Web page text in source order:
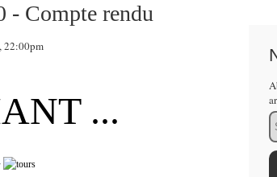
- Compte rendu
22:00pm
...